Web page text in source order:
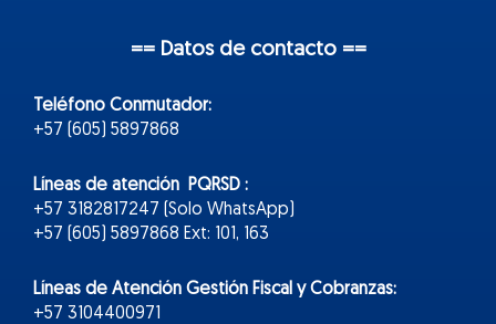
== Datos de contacto ==
Teléfono Conmutador:
+57 (605) 5897868
Líneas de atención PQRSD :
+57 3182817247 (Solo WhatsApp)
+57 (605) 5897868 Ext: 101, 163
Líneas de Atención Gestión Fiscal y Cobranzas:
+57 3104400971